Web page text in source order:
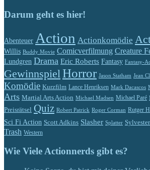
Darum geht es hier!
Abenteuer Action Actionkomödie
Willis Buddy Movie Comicverfilmung Creature
Lundgren Drama Eric Roberts Fantasy Fantasy-
Gewinnspiel Horror Jason Statham Jean
Komödie Kurzfilm Lance Henriksen Mark Dacascos
Arts Martial Arts Action Michael Madsen Michael Paré
Preisrätsel Quiz Robert Patrick Roger Corman Rutger
Sci Fi Action Scott Adkins Slasher Splatter
Trash Western
Wie Viele Actionnerds gibt es?